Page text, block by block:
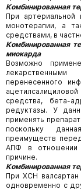
Комбинированная
При артериальной
монотерапии, а
средствами, в
Комбинированная
миокарда
Возможно
перенесенного
средства, бета-
редуктазы. У
применять
поскольку
преимуществ
АПФ в отношении
причине.
Комбинированная
При ХСН
одновременно с